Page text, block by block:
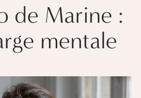
de Marine :
mentale